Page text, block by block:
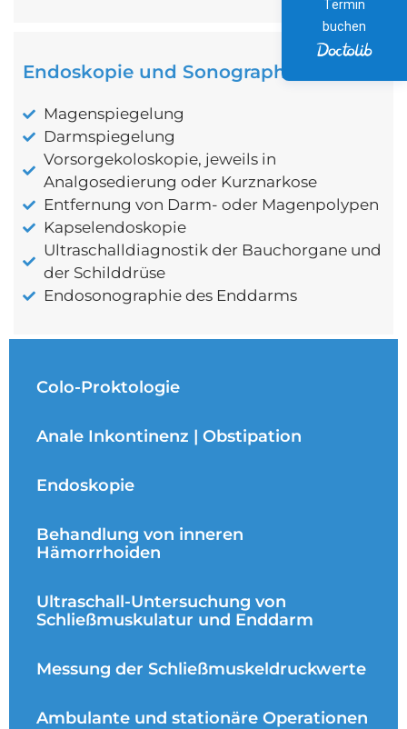
Termin
buchen
Endoskopie und Sonographie
Magenspiegelung
Darmspiegelung
Vorsorgekoloskopie, jeweils in
Analgosedierung oder Kurznarkose
Entfernung von Darm- oder Magenpolypen
Kapselendoskopie
Ultraschalldiagnostik der Bauchorgane und
der Schilddrüse
Endosonographie des Enddarms
Colo-Proktologie
Anale Inkontinenz | Obstipation
Endoskopie
Behandlung von inneren
Hämorrhoiden
Ultraschall-Untersuchung von
Schließmuskulatur und Enddarm
Messung der Schließmuskeldruckwerte
Ambulante und stationäre Operationen